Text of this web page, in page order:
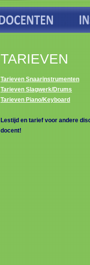
TARIEVEN
Tarieven Snaarinstrumenten
Tarieven Slagwerk/Drums
Tarieven Piano/Keyboard
Lestijd en tarief voor andere
docent!